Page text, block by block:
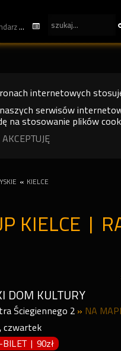
kalendarz
internetowych
serwisów
na stosowanie plików
« KIELCE
KIELCE |
DOM KULTURY
Ściegiennego 2 » NA
,czwartek
|90zł